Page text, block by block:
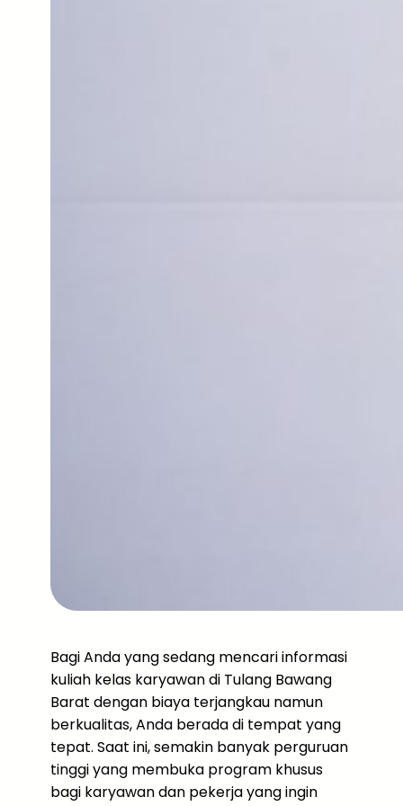
Bagi Anda yang sedang mencari informasi
kuliah kelas karyawan di Tulang Bawang
Barat dengan biaya terjangkau namun
berkualitas, Anda berada di tempat yang
tepat. Saat ini, semakin banyak perguruan
tinggi yang membuka program khusus
bagi karyawan dan pekerja yang ingin